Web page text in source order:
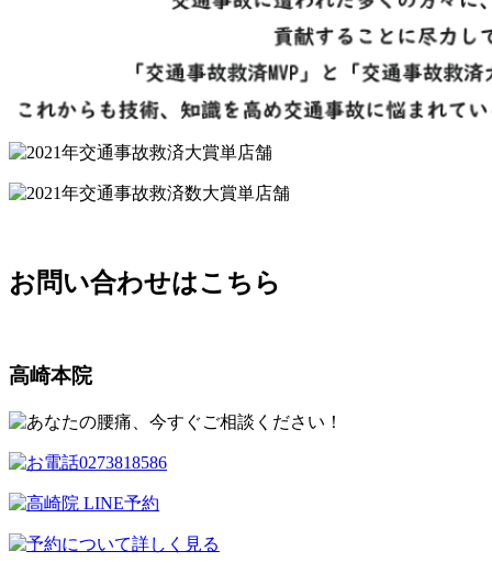
お問い合わせはこちら
高崎本院